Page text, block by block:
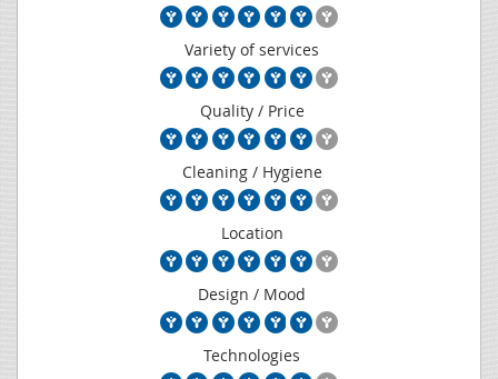
Variety of services
Quality / Price
Cleaning / Hygiene
Location
Design / Mood
Technologies